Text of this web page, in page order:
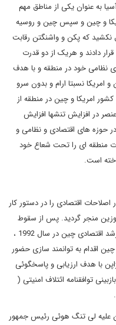
به عنوان یکی از مناطق مهم
و چین و سپس چین و روسیه
که پکن و واشنگتن رقابت
دادند و هریک از دو قدرت
نظامی خود در منطقه و با هدف
امریکا نسبتا ارام و بدون سرو
از سال 2010 رقابت دو کشور امریکا و چین در منطقه از
در افزایش تنشها افزایش
حوزه های اقتصادی و نظامی و
منطقه ای را تحت شعاع خود
است.
اصلاحات اقتصادی را در دستور کار
منجر گردید. پس از سقوط
شوروی سابق در سال 1989 و شروع دور دوم رشد اقتصادی چین در سال 1992 ،
اقدام به توانمند سازی حضور
و در سال 1996 آمریکا و ژاپن با هدف ارزیابی و پاسخگوئی
توافقنامه ائتلاف امنیتی (
سال 1996 و هشدار پکن علیه لی تنگ هوئی رئیس جمهور